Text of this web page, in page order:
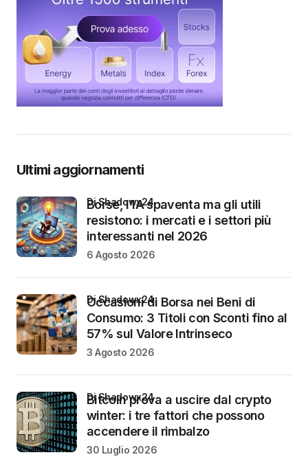
Ultimi aggiornamenti
Borse, l’IA spaventa ma gli utili
resistono: i mercati e i settori più
interessanti nel 2026
di Shadowx24
6 Agosto 2026
Occasioni di Borsa nei Beni di
Consumo: 3 Titoli con Sconti fino al
57% sul Valore Intrinseco
di Shadowx24
3 Agosto 2026
Bitcoin prova a uscire dal crypto
winter: i tre fattori che possono
accendere il rimbalzo
di Shadowx24
30 Luglio 2026